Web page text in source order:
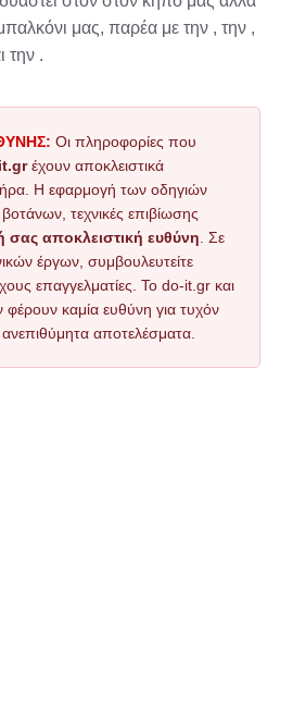
μας, παρέα με την , την ,
την .
Οι πληροφορίες που
έχουν αποκλειστικά
Η εφαρμογή των οδηγιών
τεχνικές επιβίωσης
σας αποκλειστική ευθύνη . Σε
έργων, συμβουλευτείτε
επαγγελματίες. Το do-it.gr και
φέρουν καμία ευθύνη για τυχόν
αποτελέσματα.